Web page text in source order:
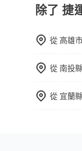
的飯店，有
選擇評分高
這些瑣碎的
離開火車站
除了 捷
從 高雄
從 南投縣
從 宜蘭縣